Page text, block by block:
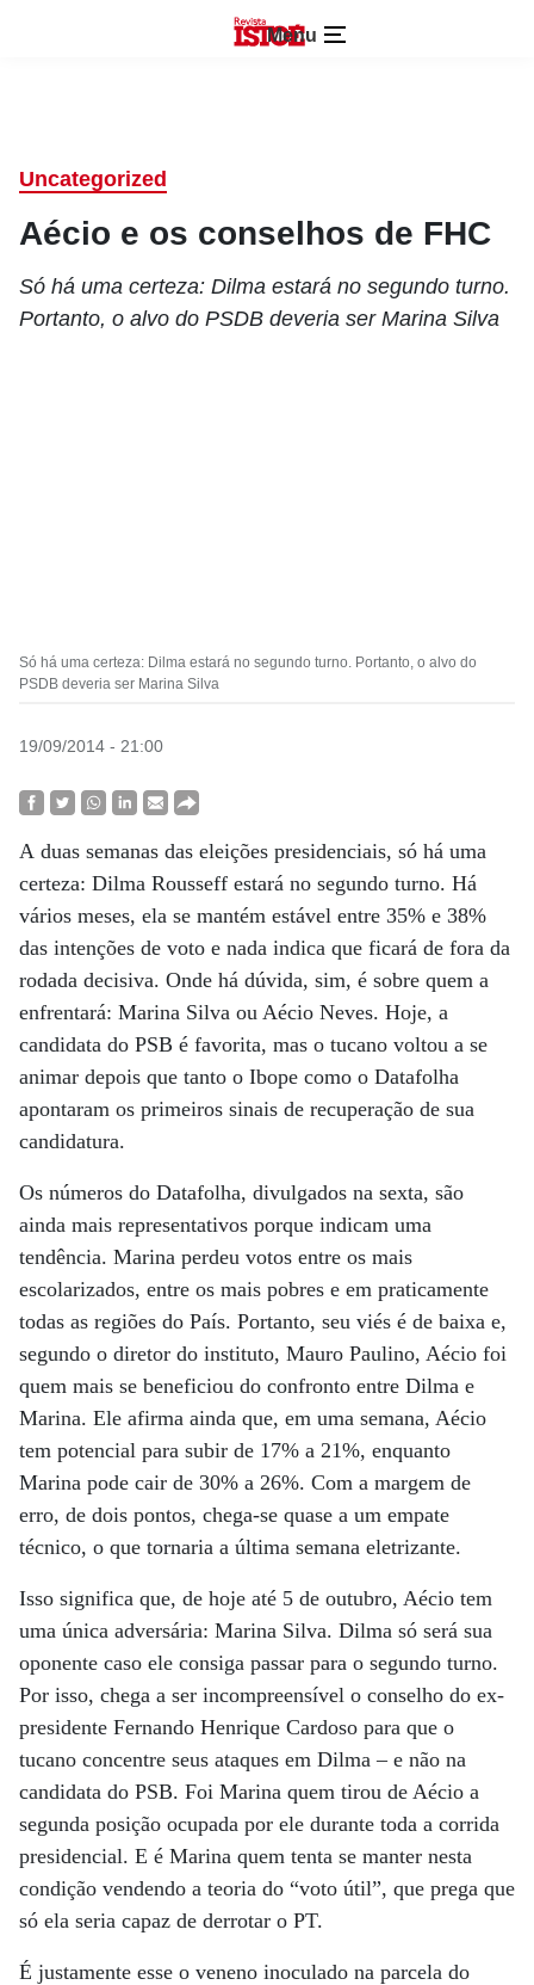
Menu
Uncategorized
Aécio e os conselhos de FHC
Só há uma certeza: Dilma estará no segundo turno.
Portanto, o alvo do PSDB deveria ser Marina Silva
Só há uma certeza: Dilma estará no segundo turno. Portanto, o alvo do
PSDB deveria ser Marina Silva
19/09/2014 - 21:00
A duas semanas das eleições presidenciais, só há uma
certeza: Dilma Rousseff estará no segundo turno. Há
vários meses, ela se mantém estável entre 35% e 38%
das intenções de voto e nada indica que ficará de fora da
rodada decisiva. Onde há dúvida, sim, é sobre quem a
enfrentará: Marina Silva ou Aécio Neves. Hoje, a
candidata do PSB é favorita, mas o tucano voltou a se
animar depois que tanto o Ibope como o Datafolha
apontaram os primeiros sinais de recuperação de sua
candidatura.
Os números do Datafolha, divulgados na sexta, são
ainda mais representativos porque indicam uma
tendência. Marina perdeu votos entre os mais
escolarizados, entre os mais pobres e em praticamente
todas as regiões do País. Portanto, seu viés é de baixa e,
segundo o diretor do instituto, Mauro Paulino, Aécio foi
quem mais se beneficiou do confronto entre Dilma e
Marina. Ele afirma ainda que, em uma semana, Aécio
tem potencial para subir de 17% a 21%, enquanto
Marina pode cair de 30% a 26%. Com a margem de
erro, de dois pontos, chega-se quase a um empate
técnico, o que tornaria a última semana eletrizante.
Isso significa que, de hoje até 5 de outubro, Aécio tem
uma única adversária: Marina Silva. Dilma só será sua
oponente caso ele consiga passar para o segundo turno.
Por isso, chega a ser incompreensível o conselho do ex-
presidente Fernando Henrique Cardoso para que o
tucano concentre seus ataques em Dilma – e não na
candidata do PSB. Foi Marina quem tirou de Aécio a
segunda posição ocupada por ele durante toda a corrida
presidencial. E é Marina quem tenta se manter nesta
condição vendendo a teoria do “voto útil”, que prega que
só ela seria capaz de derrotar o PT.
É justamente esse o veneno inoculado na parcela do